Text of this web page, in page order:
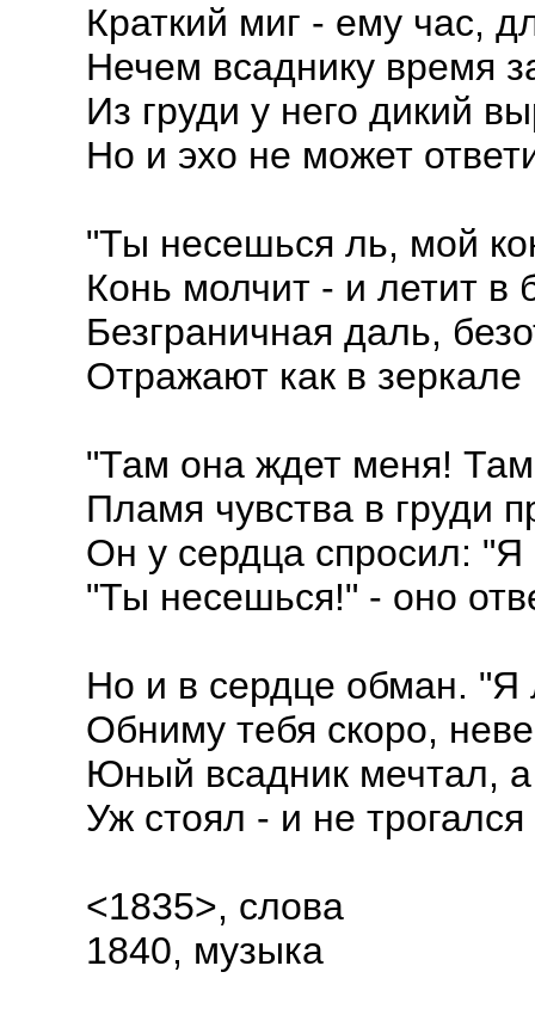
Краткий миг - ему час,
Нечем всаднику время
Из груди у него дикий
Но и эхо не может
"Ты несешься ль, мой
Конь молчит - и летит в
Безграничная даль,
Отражают как в зеркале
"Там она ждет меня!
Пламя чувства в груди
Он у сердца спросил: "Я
"Ты несешься!" - оно
Но и в сердце обман. "Я
Обниму тебя скоро,
Юный всадник мечтал,
Уж стоял - и не
<1835>, слова
1840, музыка